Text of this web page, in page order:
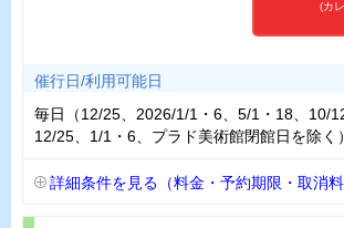
(カ
催行日/利用可能日
毎日（12/25、2026/1/1・6、5/1・18、10/
12/25、1/1・6、プラド美術館閉館日を除く）
詳細条件を見る（料金・予約期限・取消料